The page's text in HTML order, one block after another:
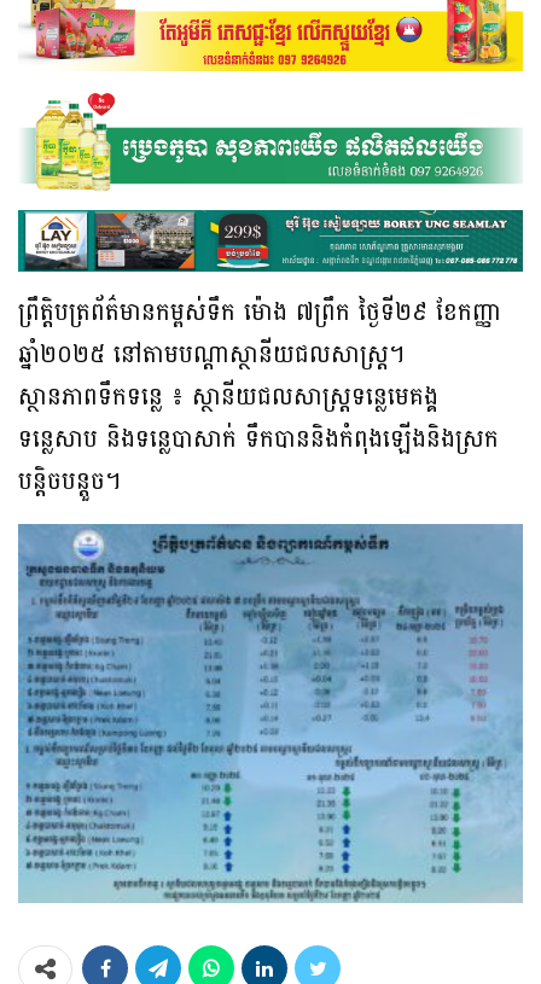
ព្រឹត្តិបត្រព័ត៌មានកម្ពស់ទឹក ម៉ោង ៧ព្រឹក ថ្ងៃទី២៩ ខែកញ្ញា
ឆ្នាំ២០២៥ នៅតាមបណ្ដាស្ថានីយជលសាស្ត្រ។
ស្ថានភាពទឹកទន្លេ ៖​ ស្ថានីយជលសាស្ត្រទន្លេមេគង្គ
ទន្លេសាប និង​ទន្លេបាសាក់ ទឹកបាននិងកំពុងឡើងនិងស្រក
បន្តិចបន្តួច។